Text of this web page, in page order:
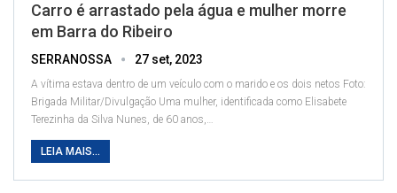
Carro é arrastado pela água e mulher morre
em Barra do Ribeiro
SERRANOSSA 27 set, 2023
A vítima estava dentro de um veículo com o marido e os dois netos Foto:
Brigada Militar/Divulgação Uma mulher, identificada como Elisabete
Terezinha da Silva Nunes, de 60 anos,…
LEIA MAIS...